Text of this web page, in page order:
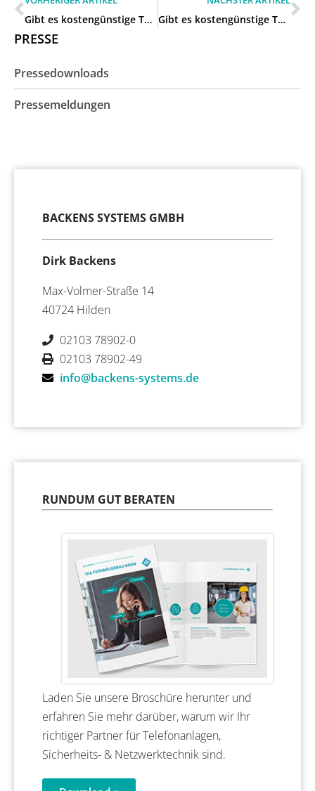
Gibt es kostengünstige Telefonanlagen für Startups und kleine Firmen in Moers? Gibt es kostengünstige Telefonanlagen für Startups und kleine Firmen in Moers?
PRESSE
Pressedownloads
Pressemeldungen
BACKENS SYSTEMS GMBH
Dirk Backens
Max-Volmer-Straße 14
40724 Hilden
02103 78902-0
02103 78902-49
info@backens-systems.de
RUNDUM GUT BERATEN
Laden Sie unsere Broschüre herunter und
erfahren Sie mehr darüber, warum wir Ihr
richtiger Partner für Telefonanlagen,
Sicherheits- & Netzwerktechnik sind.